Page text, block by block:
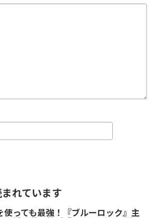
れています
使っても最強！『ブルーロック』主